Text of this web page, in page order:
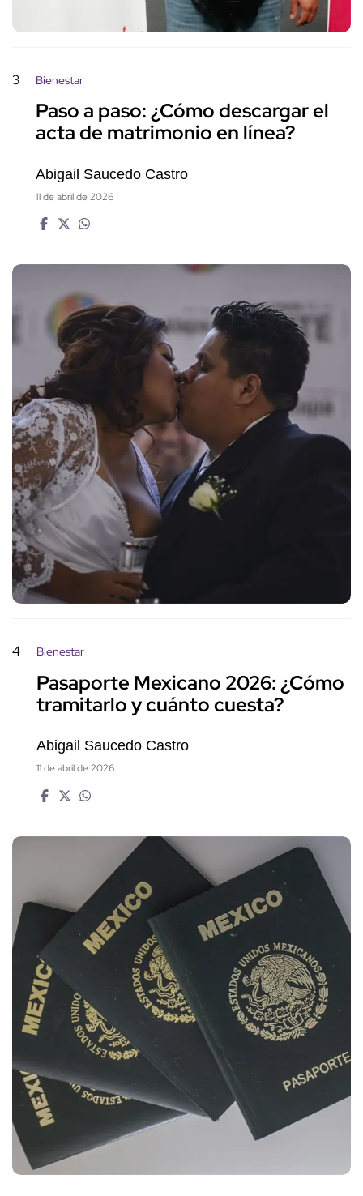
3 Bienestar
Paso a paso: ¿Cómo descargar el
acta de matrimonio en línea?
Abigail Saucedo Castro
11 de abril de 2026
4 Bienestar
Pasaporte Mexicano 2026: ¿Cómo
tramitarlo y cuánto cuesta?
Abigail Saucedo Castro
11 de abril de 2026